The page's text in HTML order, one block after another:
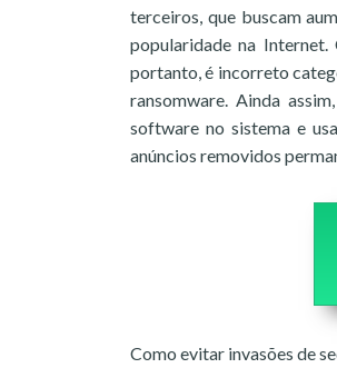
terceiros, que buscam
popularidade na
portanto, é incorreto
ransomware. Ainda
software no sistema e
anúncios removidos
Como evitar invasões de